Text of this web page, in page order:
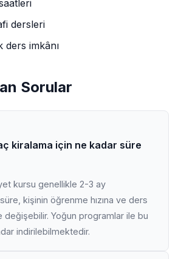
dersleri
ders imkânı
Sorular
kiralama için ne kadar süre
kursu genellikle 2-3 ay
kişinin öğrenme hızına ve ders
değişebilir. Yoğun programlar ile bu
indirilebilmektedir.